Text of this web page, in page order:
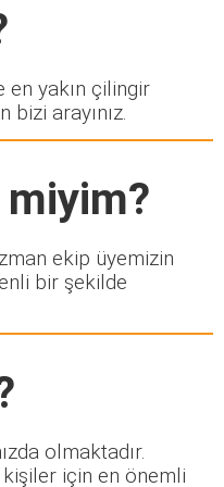
yakın çilingir
arayınız.
ekip üyemizin
bir şekilde
olmaktadır.
için en önemli